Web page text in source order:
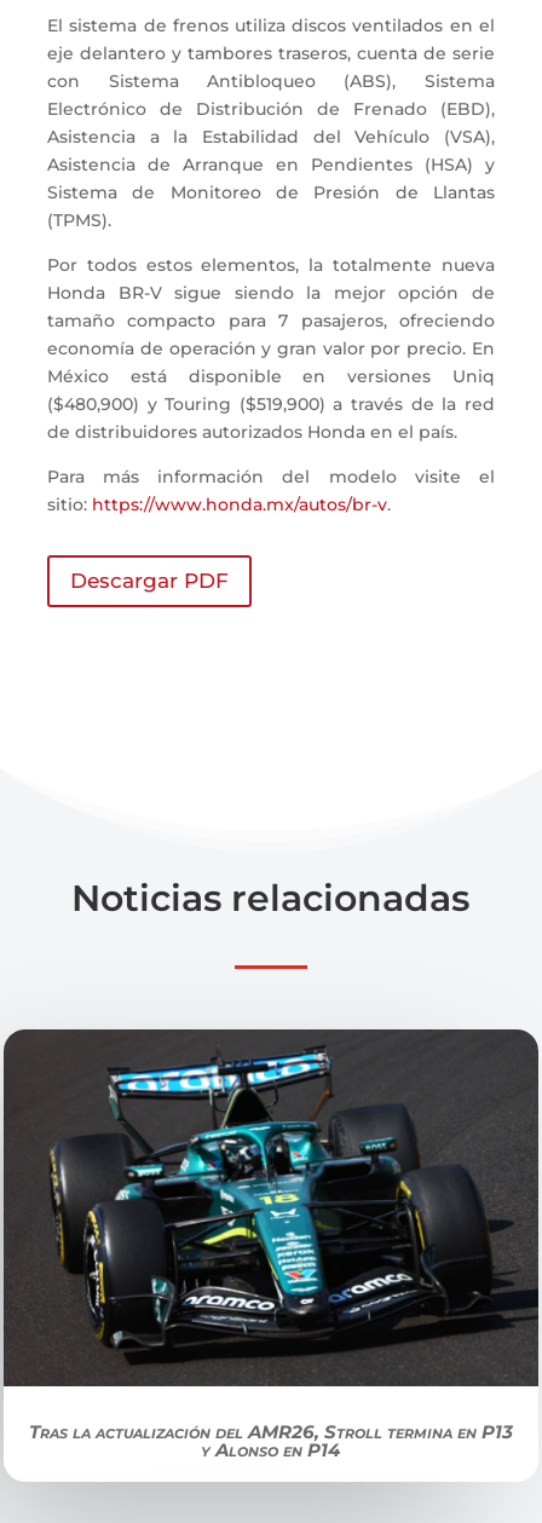
El sistema de frenos utiliza discos ventilados en el
eje delantero y tambores traseros, cuenta de serie
con Sistema Antibloqueo (ABS), Sistema
Electrónico de Distribución de Frenado (EBD),
Asistencia a la Estabilidad del Vehículo (VSA),
Asistencia de Arranque en Pendientes (HSA) y
Sistema de Monitoreo de Presión de Llantas
(TPMS).
Por todos estos elementos, la totalmente nueva
Honda BR-V sigue siendo la mejor opción de
tamaño compacto para 7 pasajeros, ofreciendo
economía de operación y gran valor por precio. En
México está disponible en versiones Uniq
($480,900) y Touring ($519,900) a través de la red
de distribuidores autorizados Honda en el país.
Para más información del modelo visite el
sitio: https://www.honda.mx/autos/br-v.
Descargar PDF
Noticias relacionadas
Tras la actualización del AMR26, Stroll termina en P13
y Alonso en P14